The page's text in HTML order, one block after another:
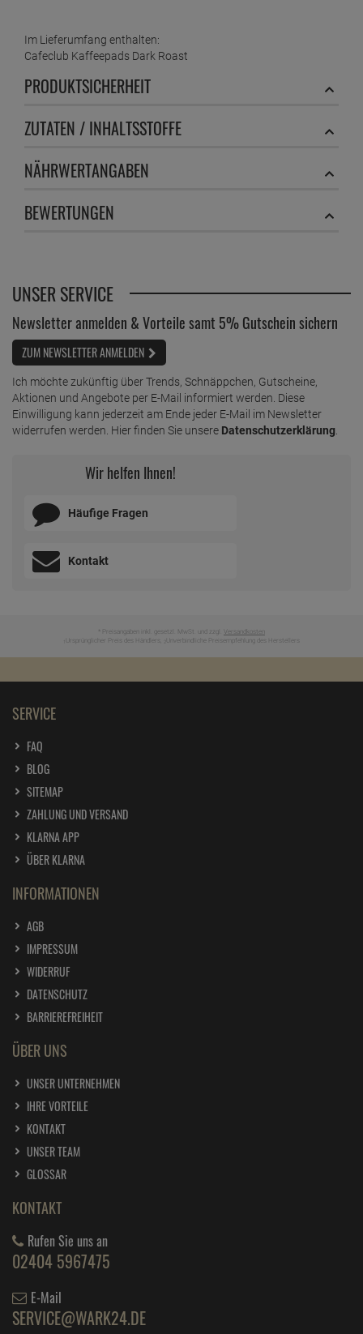
Im Lieferumfang enthalten:
Cafeclub Kaffeepads Dark Roast
PRODUKTSICHERHEIT
ZUTATEN / INHALTSSTOFFE
NÄHRWERTANGABEN
BEWERTUNGEN
UNSER SERVICE
Newsletter anmelden & Vorteile samt 5% Gutschein sichern
ZUM NEWSLETTER ANMELDEN
Ich möchte zukünftig über Trends, Schnäppchen, Gutscheine,
Aktionen und Angebote per E-Mail informiert werden. Diese
Einwilligung kann jederzeit am Ende jeder E-Mail im Newsletter
widerrufen werden. Hier finden Sie unsere Datenschutzerklärung
Wir helfen Ihnen!
Häufige Fragen
Kontakt
* Preisangaben inkl. gesetzl. MwSt. und zzgl. Versandkosten
Ursprünglicher Preis des Händlers, Unverbindliche Preisempfehlung des Herstellers
SERVICE
FAQ
BLOG
SITEMAP
ZAHLUNG UND VERSAND
KLARNA APP
ÜBER KLARNA
INFORMATIONEN
AGB
IMPRESSUM
WIDERRUF
DATENSCHUTZ
BARRIEREFREIHEIT
ÜBER UNS
UNSER UNTERNEHMEN
IHRE VORTEILE
KONTAKT
UNSER TEAM
GLOSSAR
KONTAKT
Rufen Sie uns an
02404 5967475
E-Mail
SERVICE@WARK24.DE